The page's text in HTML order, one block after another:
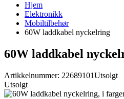
Hjem
Elektronikk
Mobiltilbehør
60W laddkabel nyckelring
60W laddkabel
Artikkelnummer: 22689101Utsolgt
Utsolgt